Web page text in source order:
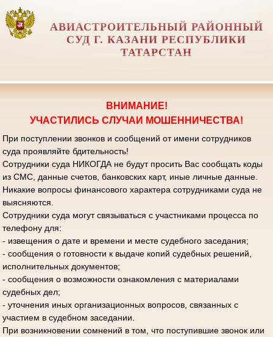
АВИАСТРОИТЕЛЬНЫЙ РАЙОННЫЙ
СУД Г. КАЗАНИ РЕСПУБЛИКИ
ТАТАРСТАН
ВНИМАНИЕ!
УЧАСТИЛИСЬ СЛУЧАИ МОШЕННИЧЕСТВА!
При поступлении звонков и сообщений от имени сотрудников
суда проявляйте бдительность!
Сотрудники суда НИКОГДА не будут просить Вас сообщать коды
из СМС, данные счетов, банковских карт, иные личные данные.
Никакие вопросы финансового характера сотрудниками суда не
выясняются.
Сотрудники суда могут связываться с участниками процесса по
телефону для:
- извещения о дате и времени и месте судебного заседания;
- сообщения о готовности к выдаче копий судебных решений,
исполнительных документов;
- сообщения о возможности ознакомления с материалами
судебных дел;
- уточнения иных организационных вопросов, связанных с
участием в судебном заседании.
При возникновении сомнений в том, что поступившие звонок или